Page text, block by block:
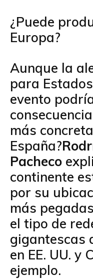
¿Puede
Europa?
Aunque la
para
evento
más
España?
Pacheco
continente
por su
más
el tipo de
gigantescas
en EE. UU. y
ejemplo.